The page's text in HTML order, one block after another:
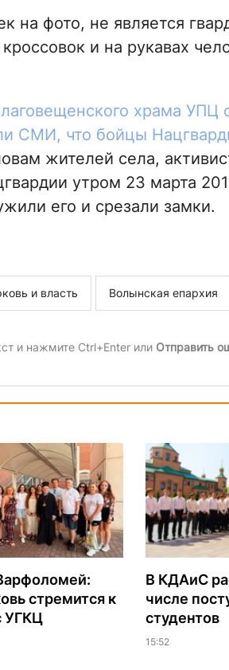
на фото, не является
и на рукавах
храма УПЦ
СМИ, что бойцы
жителей села,
утром 23 марта
его и срезали замки.
и власть Волынская епархия
и нажмите Ctrl+Enter или Отправить
стремится к
УГКЦ
В КДАиС
числе
студентов
15:52